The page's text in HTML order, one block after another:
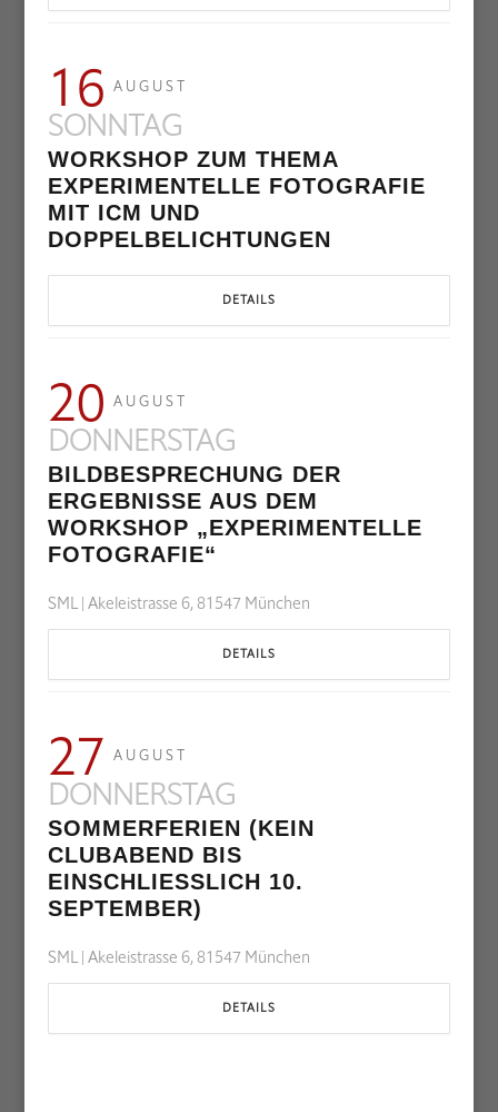
16 AUGUST
SONNTAG
WORKSHOP ZUM THEMA
EXPERIMENTELLE FOTOGRAFIE
MIT ICM UND
DOPPELBELICHTUNGEN
DETAILS
20 AUGUST
DONNERSTAG
BILDBESPRECHUNG DER
ERGEBNISSE AUS DEM
WORKSHOP „EXPERIMENTELLE
FOTOGRAFIE“
SML | Akeleistrasse 6, 81547 München
DETAILS
27 AUGUST
DONNERSTAG
SOMMERFERIEN (KEIN
CLUBABEND BIS
EINSCHLIESSLICH 10. S
EPTEMBER)
SML | Akeleistrasse 6, 81547 München
DETAILS